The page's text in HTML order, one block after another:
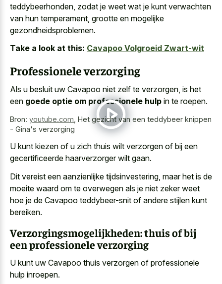
teddybeerhonden, zodat je weet wat je kunt verwachten
van hun temperament, grootte en mogelijke
gezondheidsproblemen.
Take a look at this: Cavapoo Volgroeid Zwart-wit
Professionele verzorging
Als u besluit uw Cavapoo niet zelf te verzorgen, is het
een goede optie om professionele hulp in te roepen.
Bron: youtube.com Het gezicht van een teddybeer knippen
- Gina's verzorging
U kunt kiezen of u zich thuis wilt verzorgen of bij een
gecertificeerde haarverzorger wilt gaan.
Dit vereist een aanzienlijke tijdsinvestering, maar het is de
moeite waard om te overwegen als je niet zeker weet
hoe je de Cavapoo teddybeer-snit of andere stijlen kunt
bereiken.
Verzorgingsmogelijkheden: thuis of bij
een professionele verzorging
U kunt uw Cavapoo thuis verzorgen of professionele
hulp inroepen.